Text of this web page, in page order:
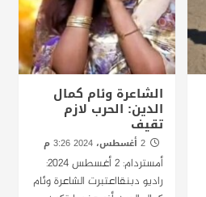
الشاعرة وئام كمال
الدين: الحرب لازم
تقيف
2 أغسطس، 2024 3:26 م
أمستردام: 2 أغسطس 2024:
راديو دبنقااعتبرت الشاعرة وئام